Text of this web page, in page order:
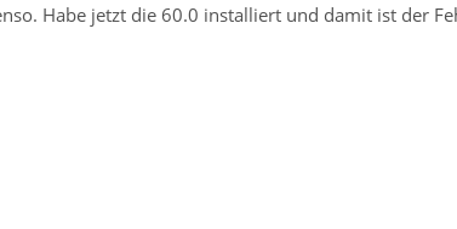
Habe jetzt die 60.0 installiert und damit ist der